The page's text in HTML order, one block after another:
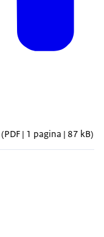
(PDF | 1 pagina | 87 kB)